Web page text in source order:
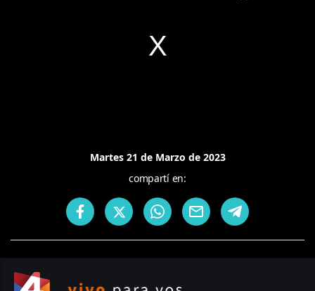
Martes 21 de Marzo de 2023
compartí en: